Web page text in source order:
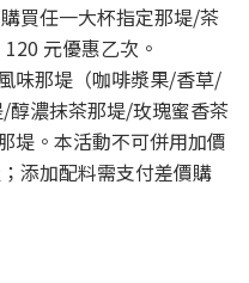
購買任一大杯指定那堤/茶
元優惠乙次。
味那堤（咖啡漿果/香草/
濃抹茶那堤/玫瑰蜜香茶
堤。本活動不可併用加價
添加配料需支付差價購